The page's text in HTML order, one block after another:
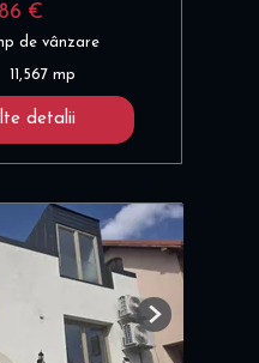
€
de vânzare
11,567 mp
detalii
Next